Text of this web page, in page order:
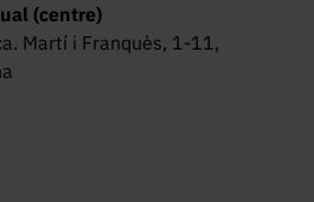
(centre)
Martí i Franquès, 1-11,